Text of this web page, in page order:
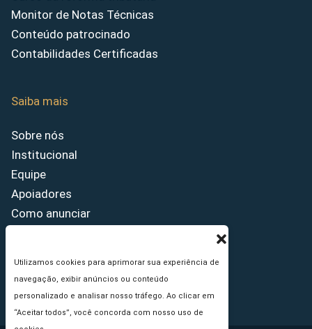
Utilizamos cookies para aprimorar sua experiência de
navegação, exibir anúncios ou conteúdo
personalizado e analisar nosso tráfego. Ao clicar em
“Aceitar todos”, você concorda com nosso uso de
Monitor de Notas Técnicas
Conteúdo patrocinado
Contabilidades Certificadas
Saiba mais
Sobre nós
Institucional
Equipe
Apoiadores
Como anunciar
Princípios Editoriais